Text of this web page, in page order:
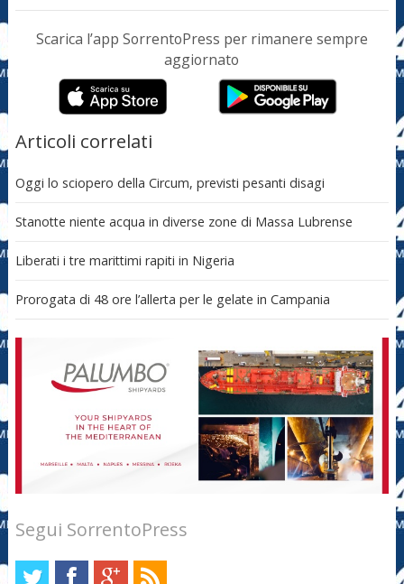
Scarica l’app SorrentoPress per rimanere sempre
aggiornato
Articoli correlati
Oggi lo sciopero della Circum, previsti pesanti disagi
Stanotte niente acqua in diverse zone di Massa Lubrense
Liberati i tre marittimi rapiti in Nigeria
Prorogata di 48 ore l’allerta per le gelate in Campania
Segui SorrentoPress